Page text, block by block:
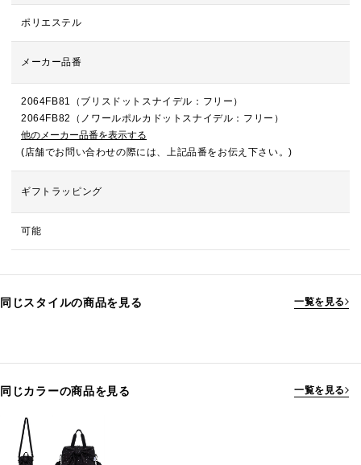
ポリエステル
メーカー品番
2064FB81（ブリスドットスナイデル：フリー）
2064FB82（ノワールポルカドットスナイデル：フリー）
他のメーカー品番を表示する
(店舗でお問い合わせの際には、上記品番をお伝え下さい。)
ギフトラッピング
可能
同じスタイルの商品を見る 一覧を見る
同じカラーの商品を見る 一覧を見る